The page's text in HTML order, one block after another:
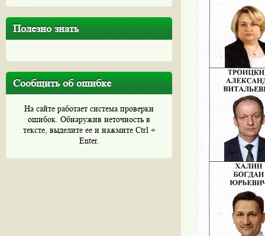
Полезно знать
Сообщить об ошибке
На сайте работает система проверки
ошибок. Обнаружив неточность в
тексте, выделите ее и нажмите Ctrl +
Enter.